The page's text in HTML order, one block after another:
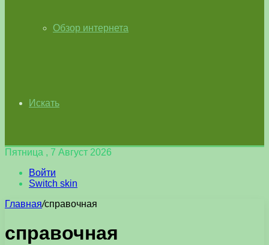
Обзор интернета
Искать
Пятница , 7 Август 2026
Войти
Switch skin
Главная/справочная
справочная